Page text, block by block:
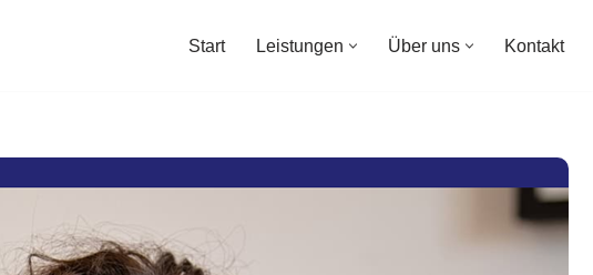
Start Leistungen Über uns Kontakt